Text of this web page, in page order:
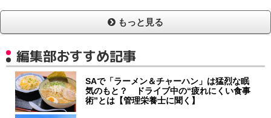
もっと見る
編集部おすすめ記事
SAで「ラーメン＆チャーハン」は猛烈な眠
気のもと？ ドライブ中の“疲れにくい食事
術”とは【管理栄養士に聞く】